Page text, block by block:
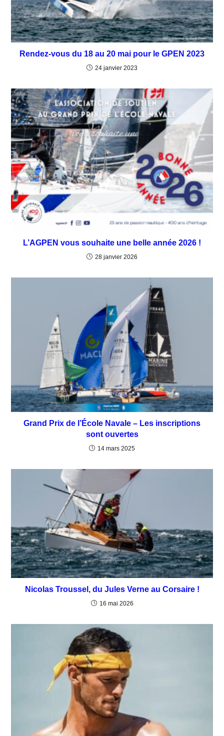
Rendez-vous du 18 au 20 mai pour le GPEN 2023
24 janvier 2023
L’AGPEN vous souhaite une belle année 2026 !
28 janvier 2026
Grand Prix de l’École Navale – Les inscriptions
sont ouvertes
14 mars 2025
Nicolas Troussel, du Jules Verne au Corsaire !
16 mai 2026